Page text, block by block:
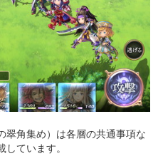
翠角集め）は各層の共通事項な
ています。